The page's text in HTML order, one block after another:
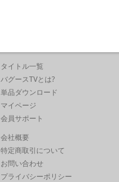
タイトル一覧
バグースTVとは?
単品ダウンロード
マイページ
会員サポート
会社概要
特定商取引について
お問い合わせ
プライバシーポリシー